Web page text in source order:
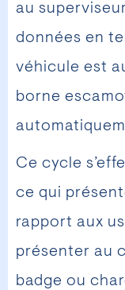
au
données en
véhicule est
borne
Ce cycle
ce qui
rapport aux
présenter au
badge ou